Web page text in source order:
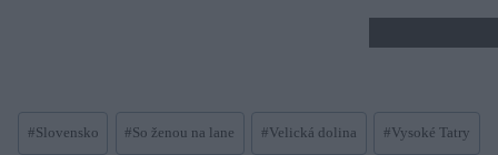
#Slovensko #So ženou na lane #Velická dolina #Vysoké Tatry